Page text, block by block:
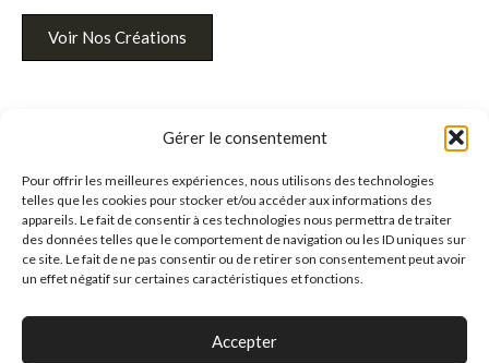
Gérer le consentement
Pour offrir les meilleures expériences, nous utilisons des technologies
telles que les cookies pour stocker et/ou accéder aux informations des
appareils. Le fait de consentir à ces technologies nous permettra de traiter
des données telles que le comportement de navigation ou les ID uniques sur
ce site. Le fait de ne pas consentir ou de retirer son consentement peut avoir
un effet négatif sur certaines caractéristiques et fonctions.
Accepter
Voir Nos Créations
NOS VALEURS
Ce qui nous rend